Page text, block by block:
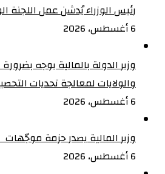
رئيس الوزراء يُدشن عمل اللجنة
6 أغسطس، 2026
وزير الدولة بالمالية يوجه
والولايات لمعالجة تحديات
6 أغسطس، 2026
وزير المالية يصدر حزمة موجّهات
6 أغسطس، 2026